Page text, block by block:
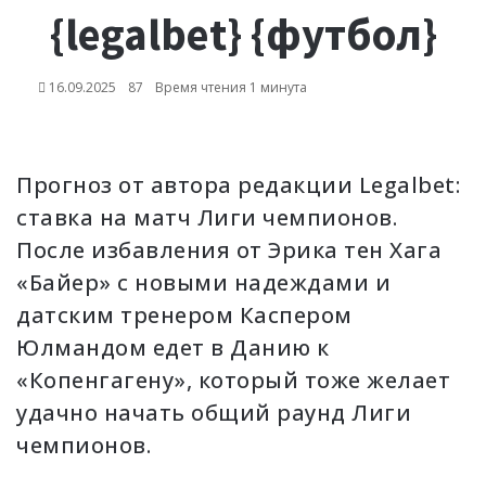
{legalbet} {футбол}
16.09.2025 87 Время чтения 1 минута
Прогноз от автора редакции Legalbet:
ставка на матч Лиги чемпионов.
После избавления от Эрика тен Хага
«Байер» с новыми надеждами и
датским тренером Каспером
Юлмандом едет в Данию к
«Копенгагену», который тоже желает
удачно начать общий раунд Лиги
чемпионов.